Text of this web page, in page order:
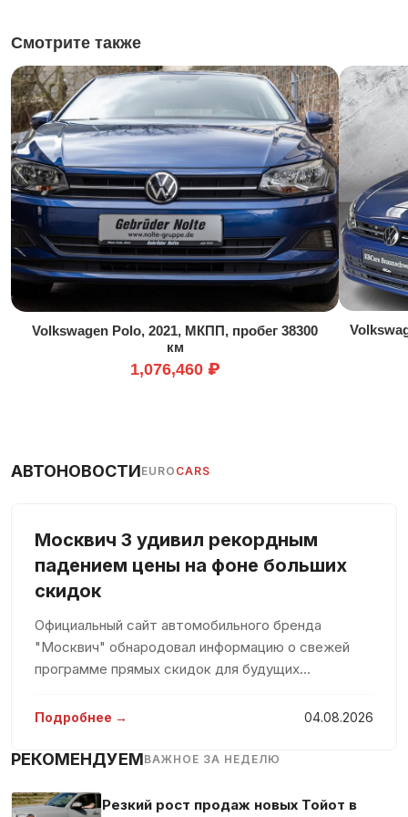
Смотрите также
Volkswagen Polo, 2021, МКПП, пробег 38300
км
1,076,460 ₽
АВТОНОВОСТИEURO CARS
Москвич 3 удивил рекордным
падением цены на фоне больших
скидок
Официальный сайт автомобильного бренда
"Москвич" обнародовал информацию о свежей
программе прямых скидок для будущих
2026 годах. Приобретая такой автомобиль,
рублей
Подробнее → 04.08.2026
РЕКОМЕНДУЕМВАЖНОЕ ЗА НЕДЕЛЮ
Резкий рост продаж новых Тойот в